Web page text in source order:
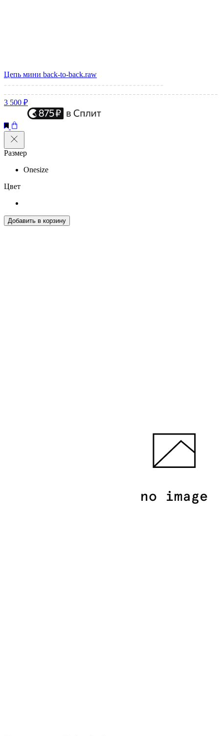
Цепь мини back-to-back.raw
3 500 ₽
Размер
Onesize
Цвет
Добавить в корзину